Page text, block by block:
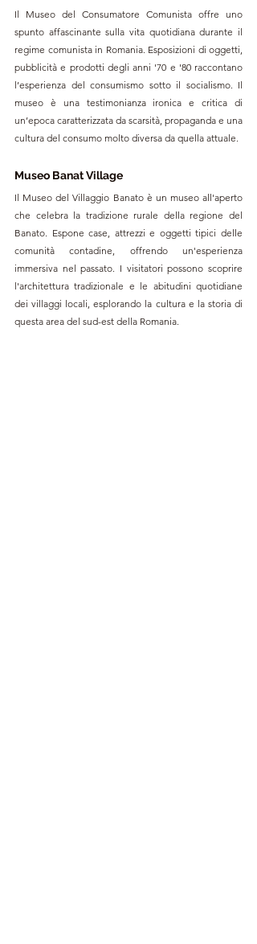
Il Museo del Consumatore Comunista offre uno
spunto affascinante sulla vita quotidiana durante il
regime comunista in Romania. Esposizioni di oggetti,
pubblicità e prodotti degli anni '70 e '80 raccontano
l’esperienza del consumismo sotto il socialismo. Il
museo è una testimonianza ironica e critica di
un’epoca caratterizzata da scarsità, propaganda e una
cultura del consumo molto diversa da quella attuale.
Museo Banat Village
Il Museo del Villaggio Banato è un museo all'aperto
che celebra la tradizione rurale della regione del
Banato. Espone case, attrezzi e oggetti tipici delle
comunità contadine, offrendo un'esperienza
immersiva nel passato. I visitatori possono scoprire
l'architettura tradizionale e le abitudini quotidiane
dei villaggi locali, esplorando la cultura e la storia di
questa area del sud-est della Romania.